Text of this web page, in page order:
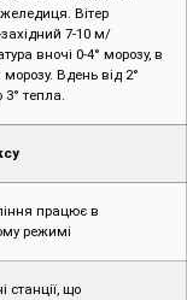
Вітер
7-10 м/
вночі 0-4° морозу, в
морозу. Вдень від 2°
3° тепла.
працює в
режимі
станції, що